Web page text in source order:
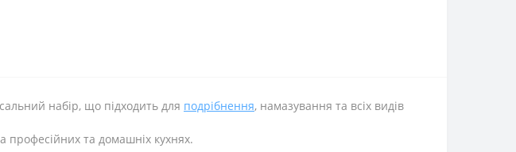
набір, що підходить для подрібнення, намазування та всіх видів
професійних та домашніх кухнях.